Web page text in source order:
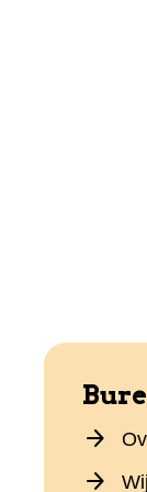
arrow_forward
arrow_forward